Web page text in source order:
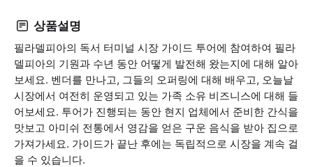
상품설명
필라델피아의 독서 터미널 시장 가이드 투어에 참여하여 필라
델피아의 기원과 수년 동안 어떻게 발전해 왔는지에 대해 알아
보세요. 벤더를 만나고, 그들의 오퍼링에 대해 배우고, 오늘날
시장에서 여전히 운영되고 있는 가족 소유 비즈니스에 대해 들
어보세요. 투어가 진행되는 동안 현지 업체에서 준비한 간식을
맛보고 아미쉬 전통에서 영감을 얻은 구운 음식을 받아 집으로
가져가세요. 가이드가 끝난 후에는 독립적으로 시장을 계속 걸
을 수 있습니다.